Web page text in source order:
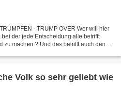
- TRUMP OVER Wer will hier
der jede Entscheidung alle betrifft
zu machen.? Und das betrifft auch den
Volk so sehr geliebt wie